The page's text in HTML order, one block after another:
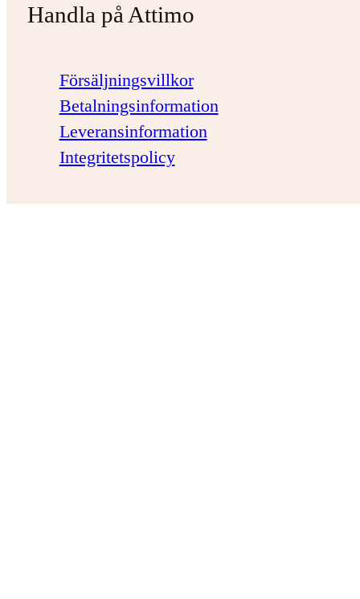
Handla på Attimo
Försäljningsvillkor
Betalningsinformation
Leveransinformation
Integritetspolicy